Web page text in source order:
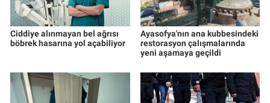
Ciddiye alınmayan bel ağrısı
böbrek hasarına yol açabiliyor
Ayasofya'nın ana kubbesindeki
restorasyon çalışmalarında
yeni aşamaya geçildi